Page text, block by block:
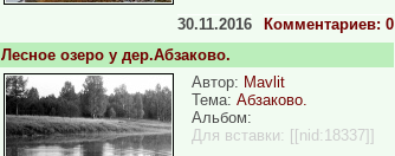
Комментариев: 0
30.11.2016
Лесное озеро у дер.Абзаково.
Автор: Mavlit
Тема: Абзаково.
Альбом:
Для вставки: [[nid:18337]]